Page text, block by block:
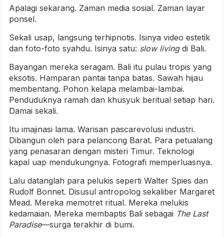
Apalagi sekarang. Zaman media sosial. Zaman layar
ponsel.
Sekali usap, langsung terhipnotis. Isinya video estetik
dan foto-foto syahdu. Isinya satu: slow livingdi Bali.
Bayangan mereka seragam. Bali itu pulau tropis yang
eksotis. Hamparan pantai tanpa batas. Sawah hijau
membentang. Pohon kelapa melambai-lambai.
Penduduknya ramah dan khusyuk beritual setiap hari.
Damai sekali.
Itu imajinasi lama. Warisan pascarevolusi industri.
Dibangun oleh para pelancong Barat. Para petualang
yang penasaran dengan misteri Timur. Teknologi
kapal uap mendukungnya. Fotografi memperluasnya.
Lalu datanglah para pelukis seperti Walter Spies dan
Rudolf Bonnet. Disusul antropolog sekaliber Margaret
Mead. Mereka memotret ritual. Mereka melukis
kedamaian. Mereka membaptis Bali sebagai The Last
Paradise—surga terakhir di bumi.